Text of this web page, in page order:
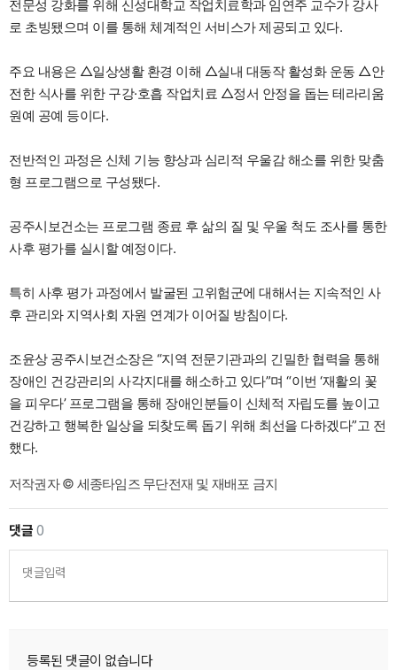
전문성 강화를 위해 신성대학교 작업치료학과 임연주 교수가 강사
로 초빙됐으며 이를 통해 체계적인 서비스가 제공되고 있다.
주요 내용은 △일상생활 환경 이해 △실내 대동작 활성화 운동 △안
전한 식사를 위한 구강·호흡 작업치료 △정서 안정을 돕는 테라리움
원예 공예 등이다.
전반적인 과정은 신체 기능 향상과 심리적 우울감 해소를 위한 맞춤
형 프로그램으로 구성됐다.
공주시보건소는 프로그램 종료 후 삶의 질 및 우울 척도 조사를 통한
사후 평가를 실시할 예정이다.
특히 사후 평가 과정에서 발굴된 고위험군에 대해서는 지속적인 사
후 관리와 지역사회 자원 연계가 이어질 방침이다.
조윤상 공주시보건소장은 “지역 전문기관과의 긴밀한 협력을 통해
장애인 건강관리의 사각지대를 해소하고 있다”며 “이번 ‘재활의 꽃
을 피우다’ 프로그램을 통해 장애인분들이 신체적 자립도를 높이고
건강하고 행복한 일상을 되찾도록 돕기 위해 최선을 다하겠다”고 전
했다.
저작권자 © 세종타임즈 무단전재 및 재배포 금지
댓글0
댓글입력
등록된 댓글이 없습니다